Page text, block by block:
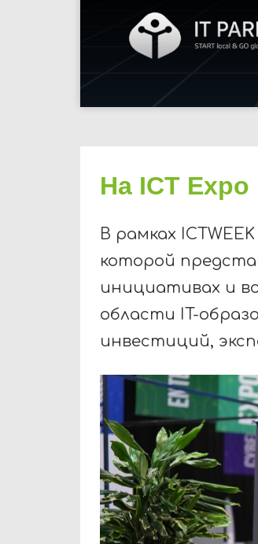
На ICT Expo
В рамках
которой
инициативах и
области IT-
инвестиций,